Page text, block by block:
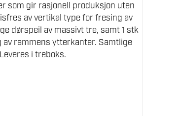
som gir rasjonell produksjon uten
av vertikal type for fresing av
dørspeil av massivt tre, samt 1 stk
rammens ytterkanter. Samtlige
i treboks.